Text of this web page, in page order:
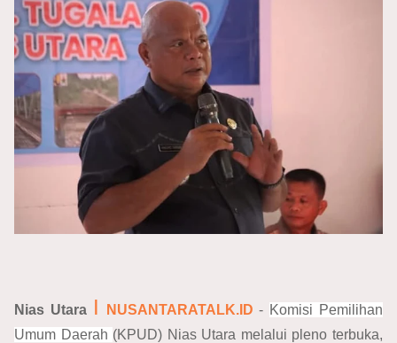
Nias Utara I NUSANTARATALK.ID - Komisi Pemilihan
Umum Daerah (KPUD) Nias Utara melalui pleno terbuka,